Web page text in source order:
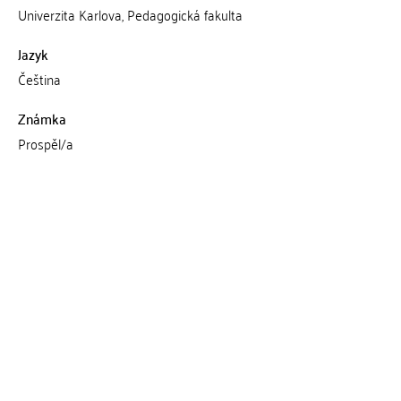
Univerzita Karlova, Pedagogická fakulta
Jazyk
Čeština
Známka
Prospěl/a